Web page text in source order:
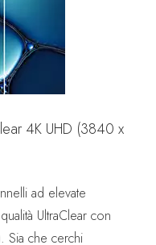
4K UHD (3840 x
ad elevate
UltraClear con
Sia che cerchi